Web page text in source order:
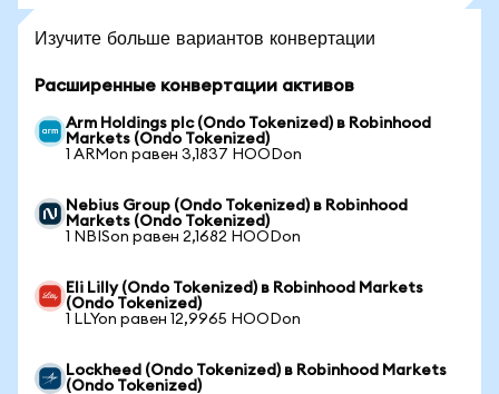
Изучите больше вариантов конвертации
Расширенные конвертации активов
Arm Holdings plc (Ondo Tokenized) в Robinhood
Markets (Ondo Tokenized)
1 ARMon равен 3,1837 HOODon
Nebius Group (Ondo Tokenized) в Robinhood
Markets (Ondo Tokenized)
1 NBISon равен 2,1682 HOODon
Eli Lilly (Ondo Tokenized) в Robinhood Markets
(Ondo Tokenized)
1 LLYon равен 12,9965 HOODon
Lockheed (Ondo Tokenized) в Robinhood Markets
(Ondo Tokenized)